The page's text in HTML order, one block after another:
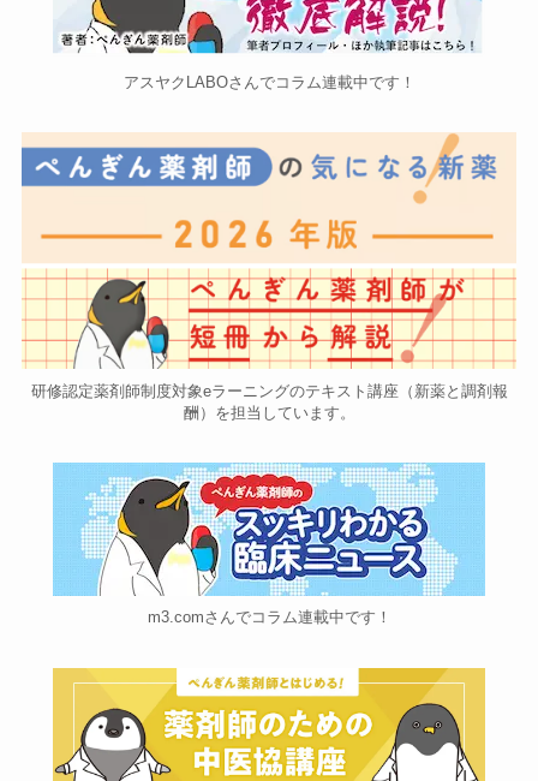
アスヤクLABOさんでコラム連載中です！
研修認定薬剤師制度対象eラーニングのテキスト講座（新薬と調剤報
酬）を担当しています。
m3.comさんでコラム連載中です！